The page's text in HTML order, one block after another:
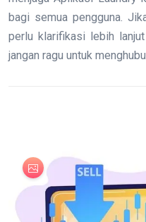
bagi semua pengguna.
perlu klarifikasi lebih
jangan ragu untuk